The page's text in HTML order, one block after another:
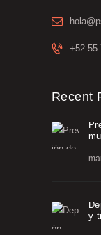
+52-
Recent
y